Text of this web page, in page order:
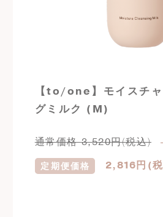
【to/one】モイスチ
グミルク (M)
通常価格3,520円(税込)
定期便価格 2,816 円(